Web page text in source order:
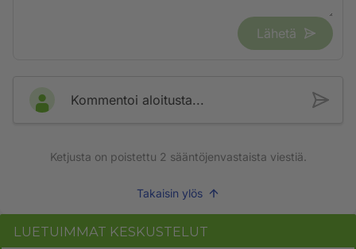
Lähetä
Kommentoi aloitusta...
Ketjusta on poistettu 2 sääntöjenvastaista viestiä.
Takaisin ylös
LUETUIMMAT KESKUSTELUT